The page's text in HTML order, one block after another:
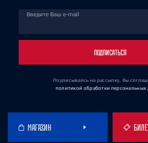
Введите Ваш e-mail
ПОДПИСАТЬСЯ
Подписываясь на рассылку, Вы
политикой обработки персональных
МАГАЗИН